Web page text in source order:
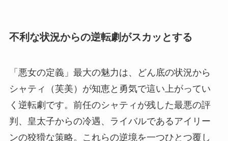
不利な状況からの逆転劇がスカッとする
「悪女の定義」最大の魅力は、どん底の状況から
シャティ（芙美）が知恵と勇気で這い上がってい
く逆転劇です。前任のシャティが残した最悪の評
判、皇太子からの冷遇、ライバルであるアイリー
ンの狡猾な策略。これらの逆境を一つひとつ覆し